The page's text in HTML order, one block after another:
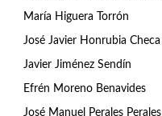
María Higuera Torrón
José Javier Honrubia Checa
Javier Jiménez Sendín
Efrén Moreno Benavides
José Manuel Perales Perales